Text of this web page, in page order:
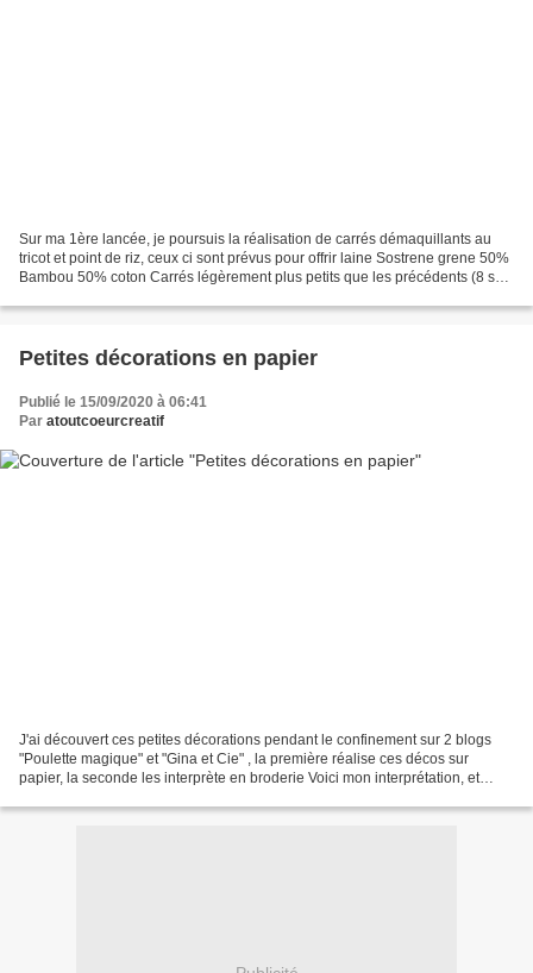
Sur ma 1ère lancée, je poursuis la réalisation de carrés démaquillants au
tricot et point de riz, ceux ci sont prévus pour offrir laine Sostrene grene 50%
Bambou 50% coton Carrés légèrement plus petits que les précédents (8 sur
Petites décorations en papier
Publié le 15/09/2020 à 06:41
Par atoutcoeurcreatif
J'ai découvert ces petites décorations pendant le confinement sur 2 blogs
"Poulette magique" et "Gina et Cie" , la première réalise ces décos sur
papier, la seconde les interprète en broderie Voici mon interprétation, et